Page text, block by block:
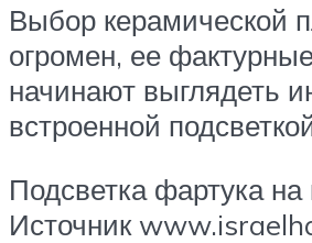
Выбор керамической
огромен, ее
начинают выглядеть
встроенной
Подсветка фартука на
Источник